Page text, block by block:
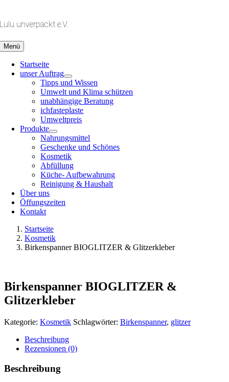
springen
Lulu unverpackt e.V.
Menü
Startseite
unser Auftrag
Tipps und Wissen
Umwelt und Klima schützen
unabhängige Beratung
ichfasteplaste
Umweltpreis
Produkte
Nahrungsmittel
Geschenke und Schönes
Kosmetik
Abfüllung
Küche- Aufbewahrung
Reinigung & Haushalt
Über uns
Öffungszeiten
Kontakt
Startseite
Kosmetik
Birkenspanner BIOGLITZER & Glitzerkleber
Birkenspanner BIOGLITZER &
Glitzerkleber
Kategorie: Kosmetik Schlagwörter: Birkenspanner, glitzer
Beschreibung
Rezensionen (0)
Beschreibung